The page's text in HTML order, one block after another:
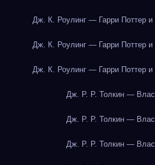
Дж. К. Роулинг — Гарри Поттер
Дж. К. Роулинг — Гарри Поттер
Дж. К. Роулинг — Гарри Поттер
Дж. Р. Р. Толкин —
Дж. Р. Р. Толкин —
Дж. Р. Р. Толкин —